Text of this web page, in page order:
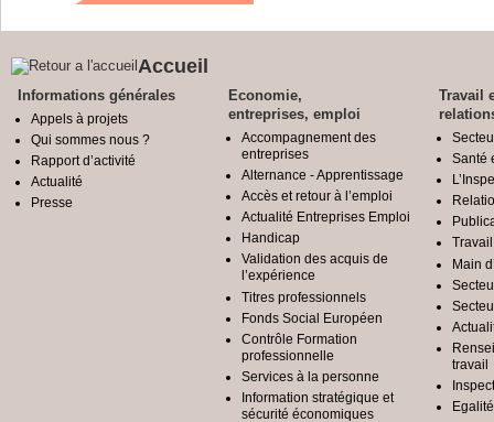
Accueil
Informations générales
Appels à projets
Qui sommes nous ?
Rapport d’activité
Actualité
Presse
Economie,
entreprises, emploi
Accompagnement des
entreprises
Alternance - Apprentissage
Accès et retour à l’emploi
Actualité Entreprises Emploi
Handicap
Validation des acquis de
l’expérience
Titres professionnels
Fonds Social Européen
Contrôle Formation
professionnelle
Services à la personne
Information stratégique et
sécurité économiques
Travail
Santé
Main
travail